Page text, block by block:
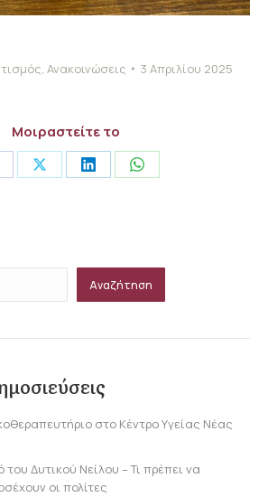
, Ανακοινώσεις 3 Απριλίου 2025
Μοιραστείτε το
Share Share Share
Αναζήτηση
στο Κέντρο Υγείας Νέας
του Δυτικού Νείλου – Τι πρέπει να
οι πολίτες